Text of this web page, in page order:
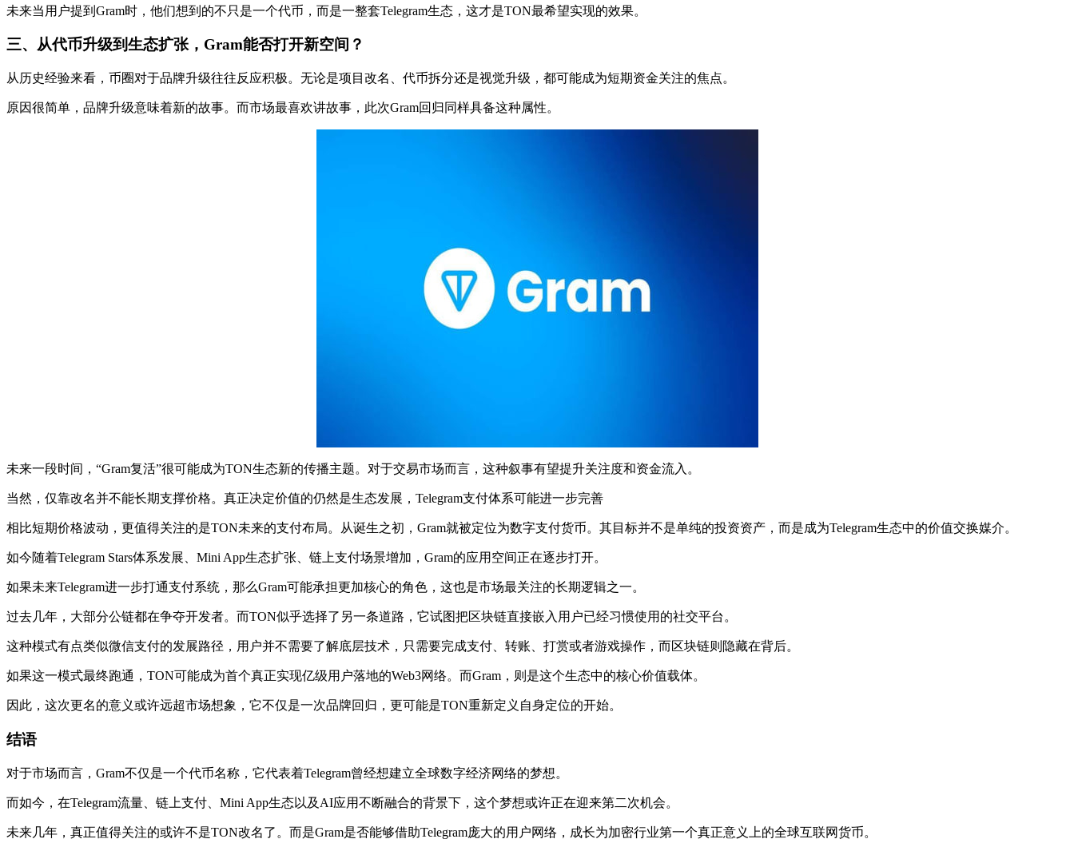
未来当用户提到Gram时，他们想到的不只是一个代币，而是一整套Telegram生态，这才是TON最希望实现的效果。
三、 从代币升级到生态扩张，Gram能否打开新空间 ？
从历史经验来看，币圈对于品牌升级往往反应积极。无论是项目改名、代币拆分还是视觉升级，都可能成为短期资金关注的焦点。
原因很简单，品牌升级意味着新的故事。而市场最喜欢讲故事，此次Gram回归同样具备这种属性。
未来一段时间，“Gram复活”很可能成为TON生态新的传播主题。对于交易市场而言，这种叙事有望提升关注度和资金流入。
当然，仅靠改名并不能长期支撑价格。真正决定价值的仍然是生态发展，Telegram支付体系可能进一步完善
相比短期价格波动，更值得关注的是TON未来的支付布局。从诞生之初，Gram就被定位为数字支付货币。其目标并不是单纯的投资资产，而是成为Telegram生态中的价值交换媒介。
如今随着Telegram Stars体系发展、Mini App生态扩张、链上支付场景增加，Gram的应用空间正在逐步打开。
如果未来Telegram进一步打通支付系统，那么Gram可能承担更加核心的角色，这也是市场最关注的长期逻辑之一。
过去几年，大部分公链都在争夺开发者。而TON似乎选择了另一条道路，它试图把区块链直接嵌入用户已经习惯使用的社交平台。
这种模式有点类似微信支付的发展路径，用户并不需要了解底层技术，只需要完成支付、转账、打赏或者游戏操作，而区块链则隐藏在背后。
如果这一模式最终跑通，TON可能成为首个真正实现亿级用户落地的Web3网络。而Gram，则是这个生态中的核心价值载体。
因此，这次更名的意义或许远超市场想象，它不仅是一次品牌回归，更可能是TON重新定义自身定位的开始。
结语
对于市场而言，Gram不仅是一个代币名称，它代表着Telegram曾经想建立全球数字经济网络的梦想。
而如今，在Telegram流量、链上支付、Mini App生态以及AI应用不断融合的背景下，这个梦想或许正在迎来第二次机会。
未来几年，真正值得关注的或许不是TON改名了。而是Gram是否能够借助Telegram庞大的用户网络，成长为加密行业第一个真正意义上的全球互联网货币。